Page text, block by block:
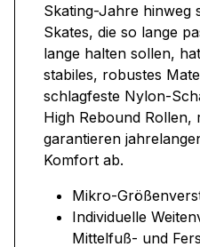
Skating-Jahre hinweg
Skates, die so lange
lange halten sollen,
stabiles, robustes
schlagfeste Nylon-
High Rebound Rollen,
garantieren
Komfort ab.
Mikro-
Individuelle
Mittelfuß- und